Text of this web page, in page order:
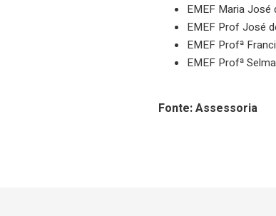
EMEF Maria José
EMEF Prof José
EMEF Profª
EMEF Profª
Fonte: Assessoria